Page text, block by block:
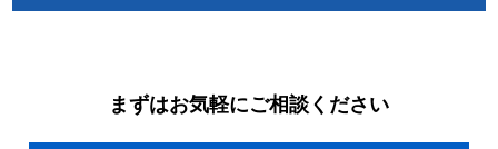
まずはお気軽にご相談ください